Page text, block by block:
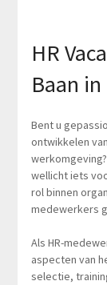
HR
Baan
Bent u
ontwikkelen
wellicht iets
rol binnen
medewerkers
Als HR-
aspecten van
selectie,